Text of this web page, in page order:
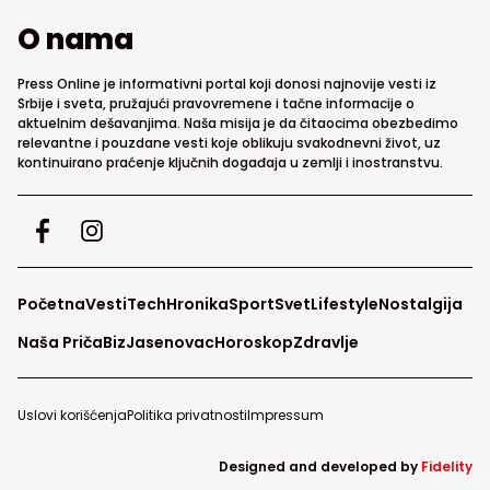
O nama
Press Online je informativni portal koji donosi najnovije vesti iz
Srbije i sveta, pružajući pravovremene i tačne informacije o
aktuelnim dešavanjima. Naša misija je da čitaocima obezbedimo
relevantne i pouzdane vesti koje oblikuju svakodnevni život, uz
kontinuirano praćenje ključnih događaja u zemlji i inostranstvu.
PočetnaVestiTechHronikaSportSvetLifestyleNostalgija
Naša PričaBizJasenovacHoroskopZdravlje
Uslovi korišćenjaPolitika privatnostiImpressum
Designed and developed by Fidelity